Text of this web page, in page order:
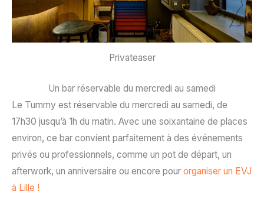
Privateaser
Un bar réservable du mercredi au samedi
Le Tummy est réservable du mercredi au samedi, de
17h30 jusqu’à 1h du matin. Avec une soixantaine de places
environ, ce bar convient parfaitement à des événements
privés ou professionnels, comme un pot de départ, un
afterwork, un anniversaire ou encore pour organiser un EVJ
à Lille !